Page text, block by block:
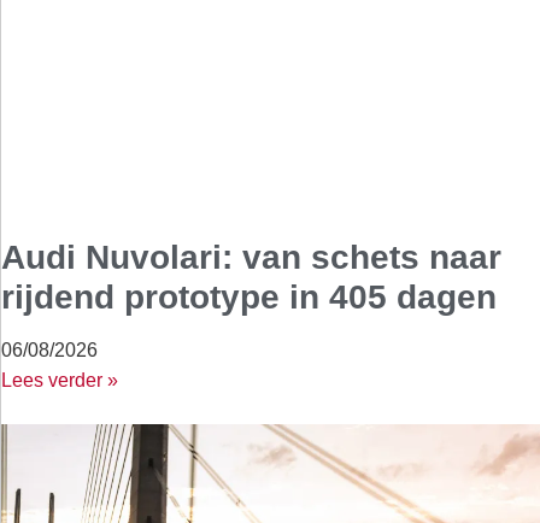
Audi Nuvolari: van schets naar
rijdend prototype in 405 dagen
06/08/2026
Lees verder »